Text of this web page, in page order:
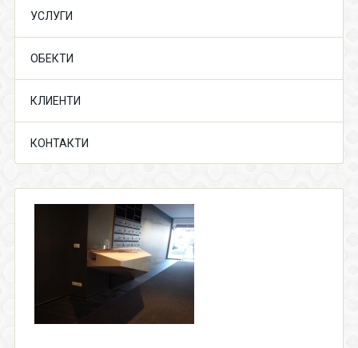
УСЛУГИ
ОБЕКТИ
КЛИЕНТИ
КОНТАКТИ